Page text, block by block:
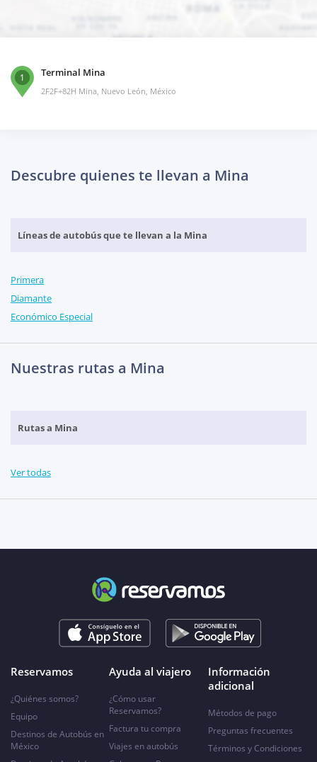
1 Terminal Mina
2F2F+82H Mina, Nuevo León, México
Descubre quienes te llevan a Mina
Líneas de autobús que te llevan a la Mina
Primera
Diamante
Económico Especial
Nuestras rutas a Mina
Rutas a Mina
Ver todas
Reservamos
¿Quiénes somos?
Equipo
Destinos de Autobús en
México
Ayuda al viajero
¿Cómo usar
Reservamos?
Factura tu compra
Viajes en autobús
Información
adicional
Métodos de pago
Preguntas frecuentes
Términos y Condiciones